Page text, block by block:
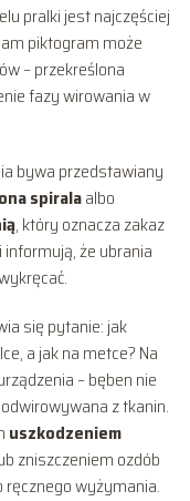
pralki jest najczęściej
piktogram może
– przekreślona
fazy wirowania w
bywa przedstawiany
spiralaalbo
, który oznacza zakaz
że ubrania
się pytanie: jak
a jak na metce? Na
– bęben nie
z tkanin.
uszkodzeniem
zniszczeniem ozdób
wyżymania.